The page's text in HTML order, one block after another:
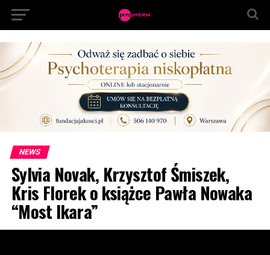
NEWS
Sylvia Novak, Krzysztof Śmiszek,
Kris Florek o książce Pawła Nowaka
“Most Ikara”